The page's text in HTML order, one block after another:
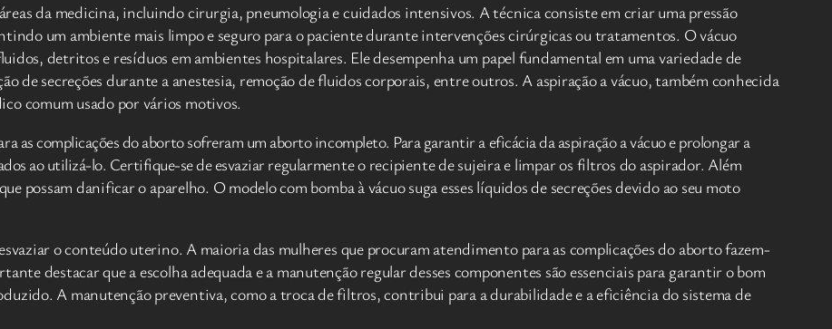
da medicina, incluindo cirurgia, pneumologia e cuidados intensivos. A técnica consiste em criar uma pressão
um ambiente mais limpo e seguro para o paciente durante intervenções cirúrgicas ou tratamentos. O vácuo
detritos e resíduos em ambientes hospitalares. Ele desempenha um papel fundamental em uma variedade de
de secreções durante a anestesia, remoção de fluidos corporais, entre outros. A aspiração a vácuo, também conhecida
comum usado por vários motivos.
as complicações do aborto sofreram um aborto incompleto. Para garantir a eficácia da aspiração a vácuo e prolongar a
ao utilizá-lo. Certifique-se de esvaziar regularmente o recipiente de sujeira e limpar os filtros do aspirador. Além
possam danificar o aparelho. O modelo com bomba à vácuo suga esses líquidos de secreções devido ao seu moto
o conteúdo uterino. A maioria das mulheres que procuram atendimento para as complicações do aborto fazem-
destacar que a escolha adequada e a manutenção regular desses componentes são essenciais para garantir o bom
A manutenção preventiva, como a troca de filtros, contribui para a durabilidade e a eficiência do sistema de